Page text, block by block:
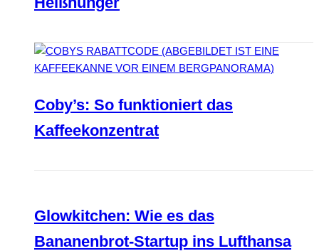
Coby’s: So funktioniert das
Kaffeekonzentrat
Glowkitchen: Wie es das
Bananenbrot-Startup ins Lufthansa